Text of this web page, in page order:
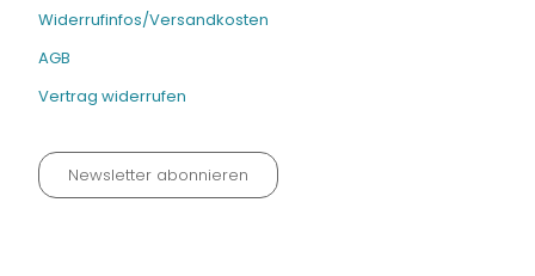
Widerrufinfos/Versandkosten
AGB
Vertrag widerrufen
Newsletter abonnieren